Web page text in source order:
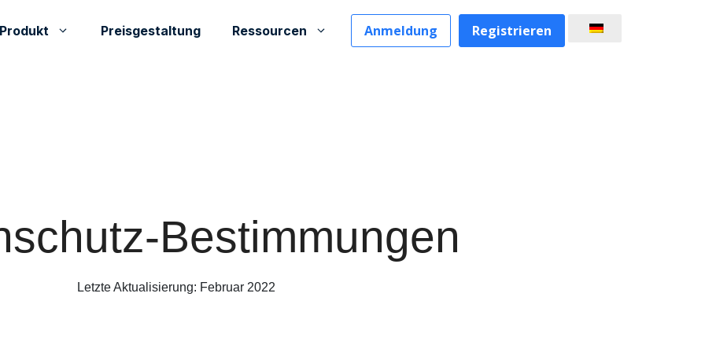
Produkt Preisgestaltung Ressourcen Anmeldung Registrieren
Bestimmungen
Letzte Aktualisierung: Februar 2022